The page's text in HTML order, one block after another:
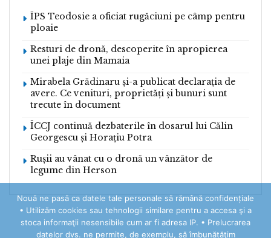
ÎPS Teodosie a oficiat rugăciuni pe câmp pentru
ploaie
Resturi de dronă, descoperite în apropierea
unei plaje din Mamaia
Mirabela Grădinaru și-a publicat declarația de
avere. Ce venituri, proprietăți și bunuri sunt
trecute în document
ÎCCJ continuă dezbaterile în dosarul lui Călin
Georgescu și Horațiu Potra
Rușii au vânat cu o dronă un vânzător de
legume din Herson
Nouă ne pasă ca datele tale personale să rămână confidențiale
• Utilizăm cookies sau tehnologii similare pentru a accesa şi a
stoca informaţii nesensibile cum ar fi adresa IP. • Prelucrarea
datelor dvs. ne permite, de exemplu, să îmbunătăţim